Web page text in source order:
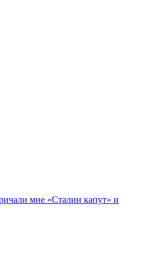
мне «Сталин капут» и